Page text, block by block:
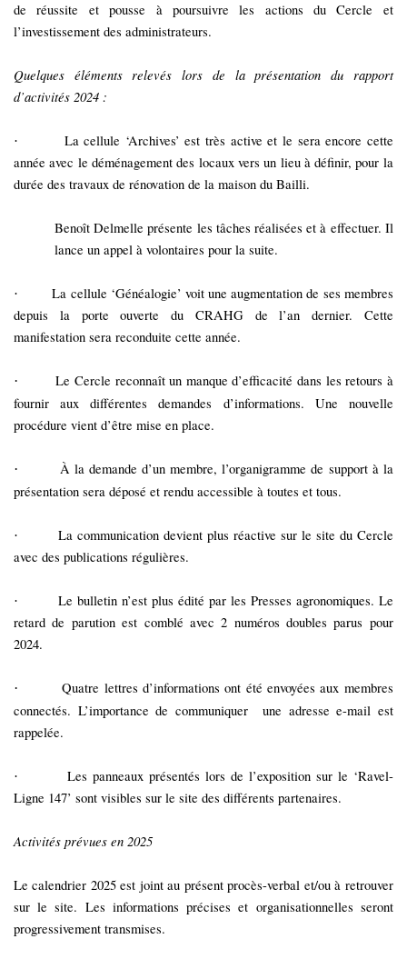
de réussite et pousse à poursuivre les actions du Cercle et
l’investissement des administrateurs.
Quelques éléments relevés lors de la présentation du rapport
d’activités 2024 :
·
La cellule ‘Archives’ est très active et le sera encore cette
année avec le déménagement des locaux vers un lieu à définir, pour la
durée des travaux de rénovation de la maison du Bailli.
Benoît Delmelle présente les tâches réalisées et à effectuer. Il
lance un appel à volontaires pour la suite.
·
La cellule ‘Généalogie’ voit une augmentation de ses membres
depuis la porte ouverte du CRAHG de l’an dernier. Cette
manifestation sera reconduite cette année.
·
Le Cercle reconnaît un manque d’efficacité dans les retours à
fournir aux différentes demandes d’informations. Une nouvelle
procédure vient d’être mise en place.
· Àla demande d’un membre, l’organigramme de support à la
présentation sera déposé et rendu accessible à toutes et tous.
·
La communication devient plus réactive sur le site du Cercle
avec des publications régulières.
·
Le bulletin n’est plus édité par les Presses agronomiques. Le
retard de parution est comblé avec 2 numéros doubles parus pour
2024.
·
Quatre lettres d’informations ont été envoyées aux membres
connectés. L’importance de communiquer
une adresse e-mail est
rappelée.
·
Les panneaux présentés lors de l’exposition sur le ‘Ravel-
Ligne 147’ sont visibles sur le site des différents partenaires.
Activités prévues en 2025
Le calendrier 2025 est joint au présent procès-verbal et/ou à retrouver
sur le site. Les informations précises et organisationnelles seront
progressivement transmises.